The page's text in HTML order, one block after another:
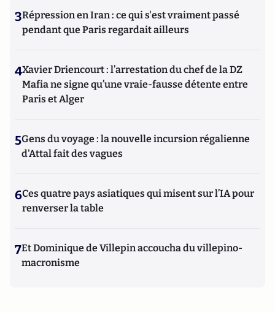
3Répression en Iran : ce qui s'est vraiment passé
pendant que Paris regardait ailleurs
4Xavier Driencourt : l’arrestation du chef de la DZ
Mafia ne signe qu’une vraie-fausse détente entre
Paris et Alger
5Gens du voyage : la nouvelle incursion régalienne
d'Attal fait des vagues
6Ces quatre pays asiatiques qui misent sur l’IA pour
renverser la table
7Et Dominique de Villepin accoucha du villepino-
macronisme